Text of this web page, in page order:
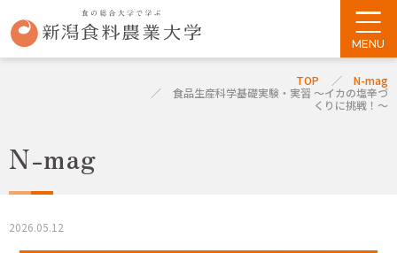
TOP
N-mag
食品生産科学基礎実験・実習 ～イカの塩辛づ
くりに挑戦！～
N-mag
2026.05.12